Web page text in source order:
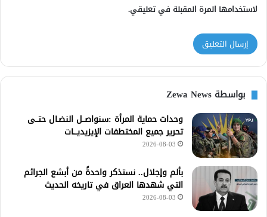
لاستخدامها المرة المقبلة في تعليقي.
بواسطة Zewa News
وحدات حماية المرأة :سنواصــل النضـال حتــى
تحرير جميع المختطفات الإيزيديـــات
2026-08-03
بألم وإجلال.. نستذكر واحدةً من أبشع الجرائم
التي شهدها العراق في تاريخه الحديث
2026-08-03